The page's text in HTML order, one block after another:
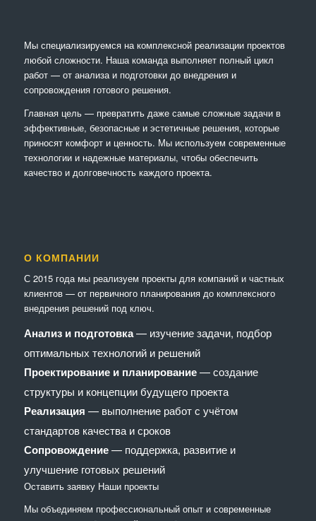
Мы специализируемся на комплексной реализации проектов
любой сложности. Наша команда выполняет полный цикл
работ — от анализа и подготовки до внедрения и
сопровождения готового решения.
Главная цель — превратить даже самые сложные задачи в
эффективные, безопасные и эстетичные решения, которые
приносят комфорт и ценность. Мы используем современные
технологии и надежные материалы, чтобы обеспечить
качество и долговечность каждого проекта.
О КОМПАНИИ
С 2015 года мы реализуем проекты для компаний и частных
клиентов — от первичного планирования до комплексного
внедрения решений под ключ.
Анализ и подготовка— изучение задачи, подбор
оптимальных технологий и решений
Проектирование и планирование— создание
структуры и концепции будущего проекта
Реализация — выполнение работ с учётом
стандартов качества и сроков
Сопровождение— поддержка, развитие и
улучшение готовых решений
Оставить заявку Наши проекты
Мы объединяем профессиональный опыт и современные